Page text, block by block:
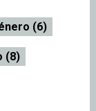
(6)
(8)